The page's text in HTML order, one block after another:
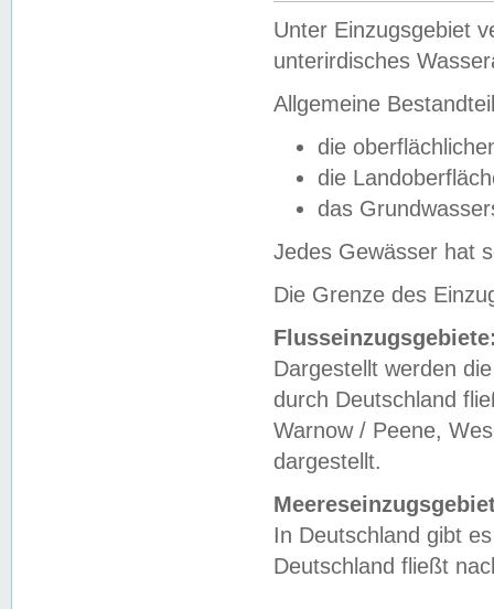
Unter Einzugsgebiet
unterirdisches
Allgemeine
die
die
das
Jedes Gewässer hat
Die Grenze des
Dargestellt werden
durch Deutschland
Warnow / Peene,
dargestellt.
In Deutschland gibt
Deutschland fließt